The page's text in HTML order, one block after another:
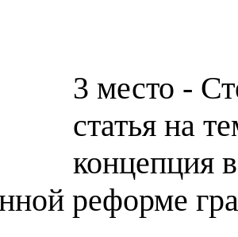
3 место -
статья на
концепция
реформе